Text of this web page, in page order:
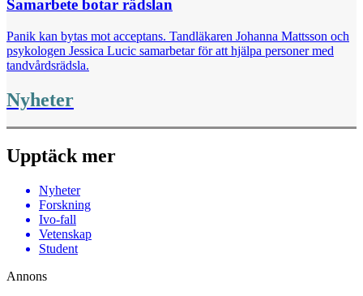
Samarbete botar rädslan
Panik kan bytas mot acceptans. Tandläkaren ­Johanna Mattsson och
psykologen Jessica Lucic samarbetar för att hjälpa personer med
tandvårdsrädsla.
Nyheter
Upptäck mer
Nyheter
Forskning
Ivo-fall
Vetenskap
Student
Annons